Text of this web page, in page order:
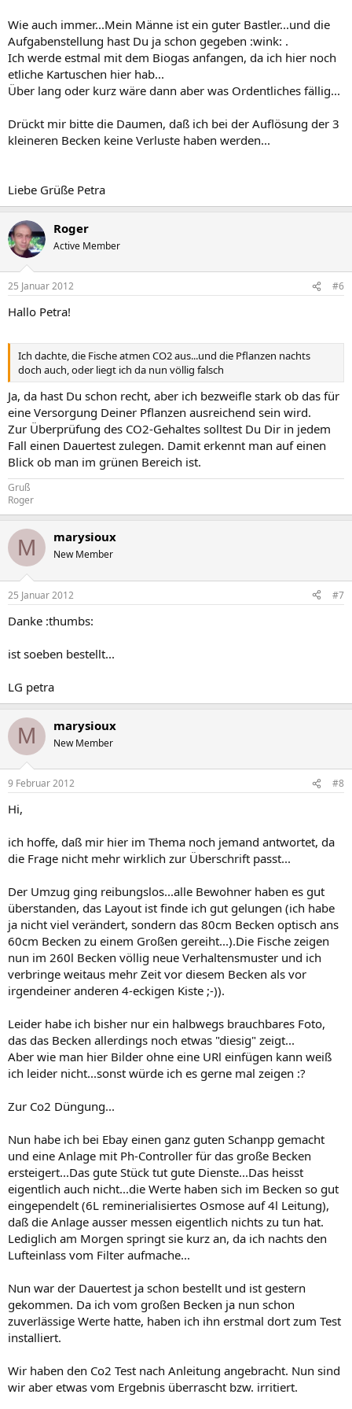
Wie auch immer...Mein Männe ist ein guter Bastler...und die
Aufgabenstellung hast Du ja schon gegeben :wink: .
Ich werde estmal mit dem Biogas anfangen, da ich hier noch
etliche Kartuschen hier hab...
Über lang oder kurz wäre dann aber was Ordentliches fällig...
Drückt mir bitte die Daumen, daß ich bei der Auflösung der 3
kleineren Becken keine Verluste haben werden...
Liebe Grüße Petra
Roger
Active Member
25 Januar 2012 #6
Hallo Petra!
Ich dachte, die Fische atmen CO2 aus...und die Pflanzen nachts
doch auch, oder liegt ich da nun völlig falsch
Ja, da hast Du schon recht, aber ich bezweifle stark ob das für
eine Versorgung Deiner Pflanzen ausreichend sein wird.
Zur Überprüfung des CO2-Gehaltes solltest Du Dir in jedem
Fall einen Dauertest zulegen. Damit erkennt man auf einen
Blick ob man im grünen Bereich ist.
Gruß
Roger
M marysioux
New Member
25 Januar 2012 #7
Danke :thumbs:
ist soeben bestellt...
LG petra
M marysioux
New Member
9 Februar 2012 #8
Hi,
ich hoffe, daß mir hier im Thema noch jemand antwortet, da
die Frage nicht mehr wirklich zur Überschrift passt...
Der Umzug ging reibungslos...alle Bewohner haben es gut
überstanden, das Layout ist finde ich gut gelungen (ich habe
ja nicht viel verändert, sondern das 80cm Becken optisch ans
60cm Becken zu einem Großen gereiht...).Die Fische zeigen
nun im 260l Becken völlig neue Verhaltensmuster und ich
verbringe weitaus mehr Zeit vor diesem Becken als vor
irgendeiner anderen 4-eckigen Kiste ;-)).
Leider habe ich bisher nur ein halbwegs brauchbares Foto,
das das Becken allerdings noch etwas "diesig" zeigt...
Aber wie man hier Bilder ohne eine URl einfügen kann weiß
ich leider nicht...sonst würde ich es gerne mal zeigen :?
Zur Co2 Düngung...
Nun habe ich bei Ebay einen ganz guten Schanpp gemacht
und eine Anlage mit Ph-Controller für das große Becken
ersteigert...Das gute Stück tut gute Dienste...Das heisst
eigentlich auch nicht...die Werte haben sich im Becken so gut
eingependelt (6L reminerialisiertes Osmose auf 4l Leitung),
daß die Anlage ausser messen eigentlich nichts zu tun hat.
Lediglich am Morgen springt sie kurz an, da ich nachts den
Lufteinlass vom Filter aufmache...
Nun war der Dauertest ja schon bestellt und ist gestern
gekommen. Da ich vom großen Becken ja nun schon
zuverlässige Werte hatte, haben ich ihn erstmal dort zum Test
installiert.
Wir haben den Co2 Test nach Anleitung angebracht. Nun sind
wir aber etwas vom Ergebnis überrascht bzw. irritiert.